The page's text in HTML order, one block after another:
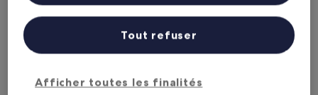
Afficher toutes les finalités
Tout refuser